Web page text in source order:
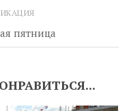
пятница